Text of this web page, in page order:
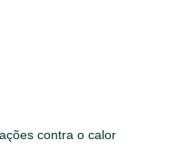
contra o calor